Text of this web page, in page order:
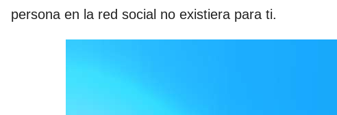
persona en la red social no existiera para ti.